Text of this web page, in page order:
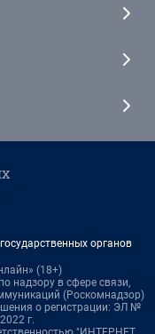
органов
(18+)
надзору в сфере связи,
(Роскомнадзор)
о регистрации: ЭЛ №
г.